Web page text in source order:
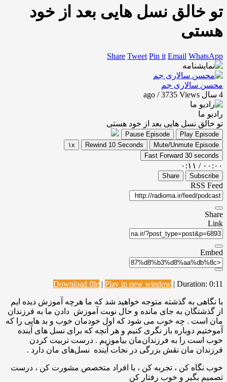
تو خالق نسل هایی بعد از خود
هستی
Share Tweet Pin it Email WhatsApp
محسن سالاری جم
4 سال ago / 3735
Views
رادیو ما
تو خالق نسل هایی بعد از خود هستی
Play Episode
Pause Episode
Mute/Unmute Episode
Rewind 10 Seconds
۱x
Fast Forward 30 seconds
۰۰:۰۰ / ۰:۱۱
Subscribe
Share
RSS Feed
Share
Link
Embed
Download file | Play in new window | Duration: 0:11
با نگاهی به گذشته متوجه خواهید شد که ما هرچه آموزش دیده ایم
از گذشتگان به جای مانده و حال نوبت آموزش دادن ما به فرزندان
مان است . چه خوب می شود که اول خودمان خوب و بد هایی را که
آموختیم دوباره باز نگری کنیم و هر آنچه که برای نسل های آینده
خوب است را به فرزندان‌مان بیاموزیم . درست تربیت کردن
فرزندان مان نقش بزرگی در نجات آینده نسل‌های مان دارد .
خوب نگاه کن ، تجربه کن ، با افراد متخصص مشورت کن ، درست
تصمیم بگیر و خوب رفتار کن